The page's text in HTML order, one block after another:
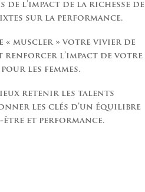
de l’impact de la richesse de
sur la performance.
« muscler » votre vivier de
renforcer l’impact de votre
les femmes.
retenir les talents
les clés d’un équilibre
et performance.